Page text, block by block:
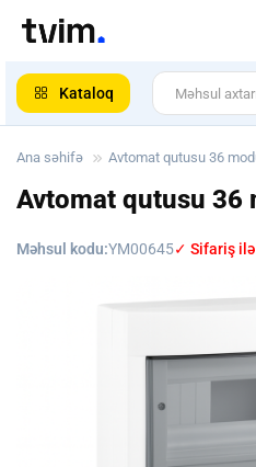
Kataloq
Ana səhifə Avtomat qutusu 36
Avtomat qutusu 36
Məhsul kodu:YM00645✓ Sifariş ilə